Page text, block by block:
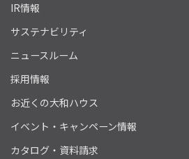
IR情報
サステナビリティ
ニュースルーム
採用情報
お近くの大和ハウス
イベント・キャンペーン情報
カタログ・資料請求